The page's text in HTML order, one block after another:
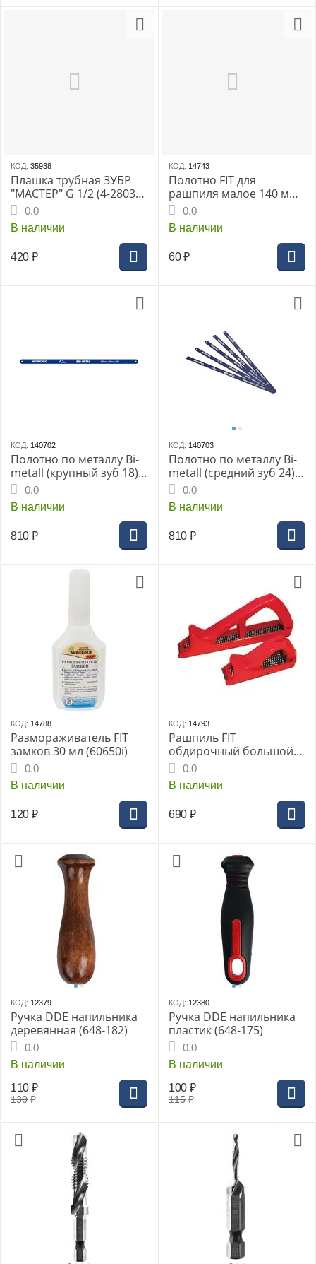
КОД: 35938
Плашка трубная ЗУБР
"МАСТЕР" G 1/2 (4-28032-
1/2)0.0
В наличии
420 ₽
КОД: 14743
Полотно FIT для
рашпиля малое 140 мм
(15214i)
0.0
В наличии
60 ₽
КОД: 140702
Полотно по металлу Bi-
metall (крупный зуб 18)
300 mm (упаковка 5 шт)
WORKPRO
0.0
В наличии
810 ₽
КОД: 140703
Полотно по металлу Bi-
metall (средний зуб 24)
300 mm (упаковка 5 шт)
WORKPRO
0.0
В наличии
810 ₽
КОД: 14788
Размораживатель FIT
замков 30 мл (60650i)
0.0
В наличии
120 ₽
КОД: 14793
Рашпиль FIT
обдирочный большой
255мм (пластик) (15124i)
0.0
В наличии
690 ₽
КОД: 12379
Ручка DDE напильника
деревянная (648-182)
0.0
В наличии
130 ₽
110 ₽
КОД: 12380
Ручка DDE напильника
пластик (648-175)
0.0
В наличии
115 ₽
100 ₽